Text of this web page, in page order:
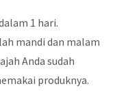
1 hari.
mandi dan malam
Anda sudah
produknya.